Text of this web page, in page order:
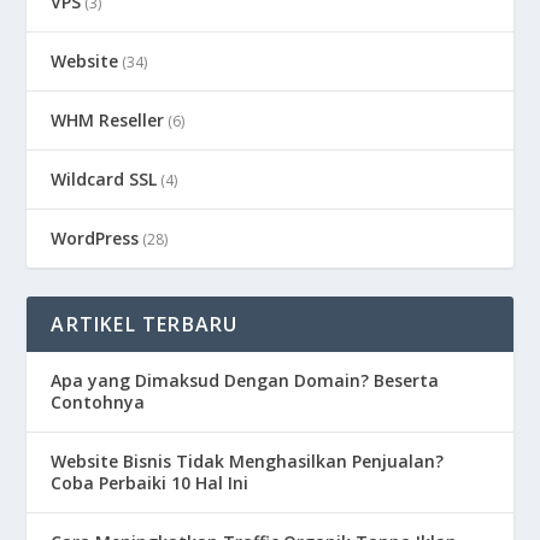
Website (34)
WHM Reseller (6)
Wildcard SSL (4)
WordPress (28)
ARTIKEL TERBARU
Apa yang Dimaksud Dengan Domain? Beserta
Contohnya
Website Bisnis Tidak Menghasilkan Penjualan?
Coba Perbaiki 10 Hal Ini